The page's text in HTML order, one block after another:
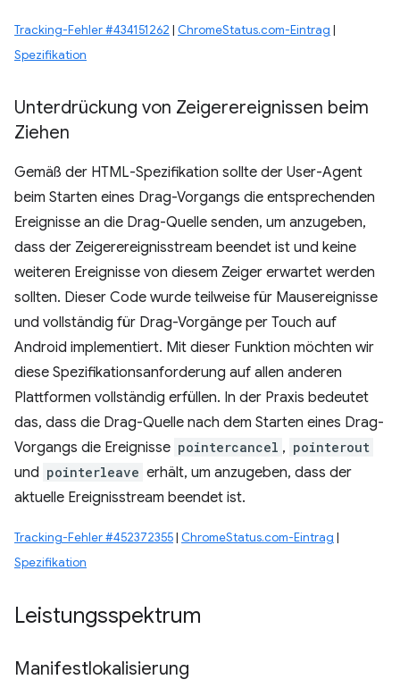
Tracking-Fehler #434151262 | ChromeStatus.com-Eintrag |
Spezifikation
Unterdrückung von Zeigerereignissen beim
Ziehen
Gemäß der HTML-Spezifikation sollte der User-Agent
beim Starten eines Drag-Vorgangs die entsprechenden
Ereignisse an die Drag-Quelle senden, um anzugeben,
dass der Zeigerereignisstream beendet ist und keine
weiteren Ereignisse von diesem Zeiger erwartet werden
sollten. Dieser Code wurde teilweise für Mausereignisse
und vollständig für Drag-Vorgänge per Touch auf
Android implementiert. Mit dieser Funktion möchten wir
diese Spezifikationsanforderung auf allen anderen
Plattformen vollständig erfüllen. In der Praxis bedeutet
das, dass die Drag-Quelle nach dem Starten eines Drag-
Vorgangs die Ereignisse pointercancel , pointerout
und pointerleave erhält, um anzugeben, dass der
aktuelle Ereignisstream beendet ist.
Tracking-Fehler #452372355| ChromeStatus.com-Eintrag |
Spezifikation
Leistungsspektrum
Manifestlokalisierung